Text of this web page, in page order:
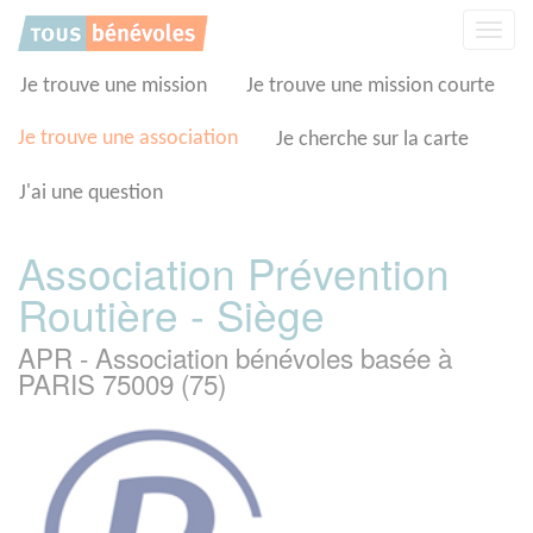
Je trouve une mission Je trouve une mission courte
Je trouve une association Je cherche sur la carte
J'ai une question
Association Prévention
Routière - Siège
APR - Association bénévoles basée à
PARIS 75009 (75)
Panneau de gestion des cookies